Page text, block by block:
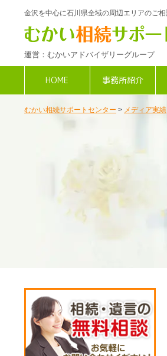
金沢を中心に石川県全域の周辺エリアのご
運営：むかいアドバイザリーグループ
HOME 事務所紹介
むかい相続サポートセンター > メディア実績